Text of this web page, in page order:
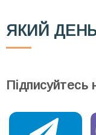
ЯКИЙ
Підписуйтесь